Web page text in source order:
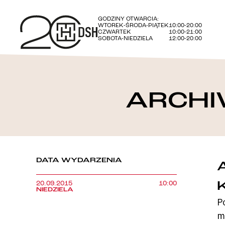
GODZINY OTWARCIA:
WTOREK-ŚRODA-PIĄTEK10:00-20:00
CZWARTEK
10:00-21:00
SOBOTA-NIEDZIELA
12:00-20:00
DATA WYDARZENIA
20.09.2015
NIEDZIELA
10:00